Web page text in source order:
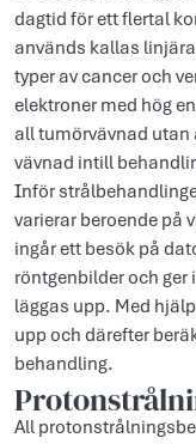
dagtid för ett flertal
används kallas
typer av cancer och
elektroner med hög
all tumörvävnad utan
vävnad intill
Inför
varierar beroende på
ingår ett besök på
röntgenbilder och
läggas upp. Med
upp och därefter
behandling.
All